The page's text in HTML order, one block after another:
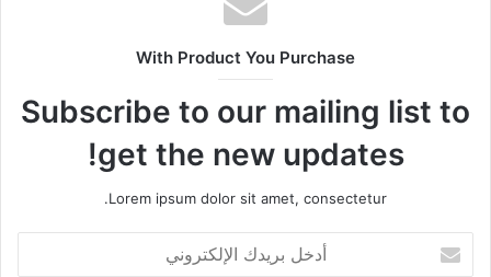
With Product You Purchase
Subscribe to our mailing list to
get the new updates!
Lorem ipsum dolor sit amet, consectetur.
بريدك